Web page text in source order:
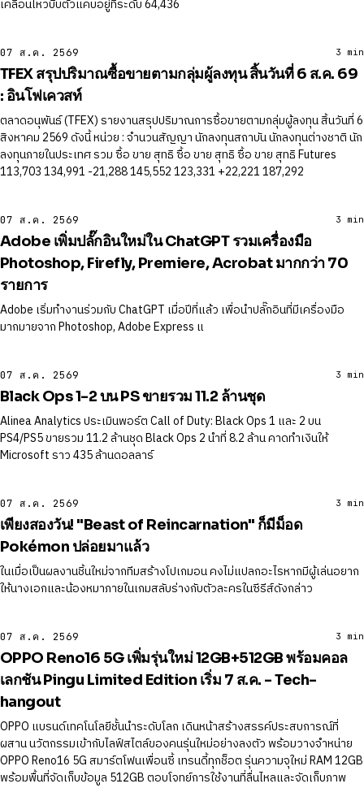
เคลื่อนไหวบีบตัวแคบอยู่ที่ระดับ 64,436
07 ส.ค. 2569
TFEX สรุปปริมาณซื้อขายตามกลุ่มผู้ลงทุน สิ้นวันที่ 6 ส.ค. 69
: อินโฟเควสท์
ตลาดอนุพันธ์ (TFEX) รายงานสรุปปริมาณการซื้อขายตามกลุ่มผู้ลงทุน สิ้นวันที่ 6
สิงหาคม 2569 ดังนี้ หน่วย : จำนวนสัญญา นักลงทุนสถาบัน นักลงทุนต่างชาติ นัก
ลงทุนภายในประเทศ รวม ซื้อ ขาย สุทธิ ซื้อ ขาย สุทธิ ซื้อ ขาย สุทธิ Futures
113,703 134,991 -21,288 145,552 123,331 +22,221 187,292
3 min
07 ส.ค. 2569
Adobe เพิ่มปลั๊กอินใหม่ใน ChatGPT รวมเครื่องมือ
Photoshop, Firefly, Premiere, Acrobat มากกว่า 70
รายการ
Adobe เริ่มทำงานร่วมกับ ChatGPT เมื่อปีที่แล้ว เพื่อนำปลั๊กอินที่มีเครื่องมือ
มากมายจาก Photoshop, Adobe Express แ
3 min
07 ส.ค. 2569
Black Ops 1-2 บน PS ขายรวม 11.2 ล้านชุด
Alinea Analytics ประเมินพอร์ต Call of Duty: Black Ops 1 และ 2 บน
PS4/PS5 ขายรวม 11.2 ล้านชุด Black Ops 2 นำที่ 8.2 ล้าน คาดทำเงินให้
Microsoft ราว 435 ล้านดอลลาร์
3 min
07 ส.ค. 2569
เพียงสองวัน! "Beast of Reincarnation" ก็มีม็อด
Pokémon ปล่อยมาแล้ว
ในเมื่อเป็นผลงานชิ้นใหม่จากทีมสร้างโปเกมอน คงไม่แปลกอะไรหากมีผู้เล่นอยาก
ให้นางเอกและน้องหมาภายในเกมสลับร่างกับตัวละครในซีรีส์ดังกล่าว
3 min
07 ส.ค. 2569
OPPO Reno16 5G เพิ่มรุ่นใหม่ 12GB+512GB พร้อมคอล
เลกชัน Pingu Limited Edition เริ่ม 7 ส.ค. - Tech-
hangout
OPPO แบรนด์เทคโนโลยีชั้นนำระดับโลก เดินหน้าสร้างสรรค์ประสบการณ์ที่
ผสาน นวัตกรรมเข้ากับไลฟ์สไตล์ของคนรุ่นใหม่อย่างลงตัว พร้อมวางจำหน่าย
OPPO Reno16 5G สมาร์ตโฟนเพื่อนซี้ เทรนดี้ทุกช็อต รุ่นความจุใหม่ RAM 12GB
พร้อมพื้นที่จัดเก็บข้อมูล 512GB ตอบโจทย์การใช้งานที่ลื่นไหลและจัดเก็บภาพ
3 min